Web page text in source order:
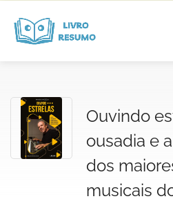
Ouvindo
ousadia e
dos
musicais